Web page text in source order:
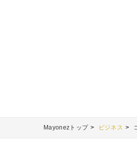
Mayonezトップ ビジネス